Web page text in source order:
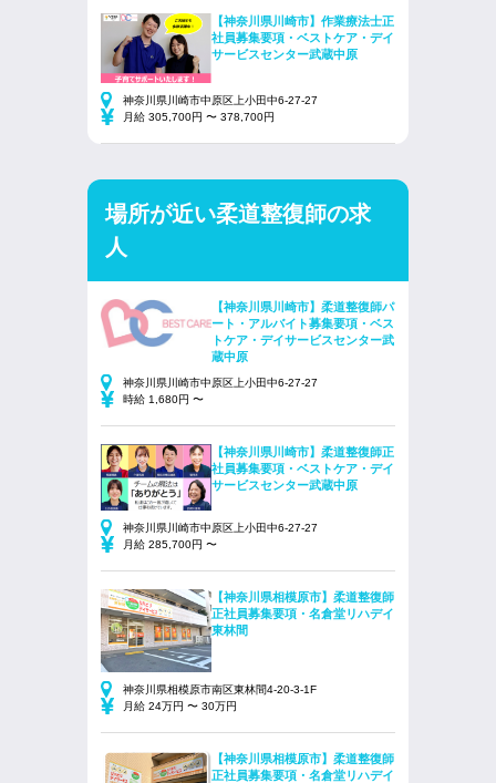
【神奈川県川崎市】作業療法士正
社員募集要項・ベストケア・デイ
サービスセンター武蔵中原
神奈川県川崎市中原区上小田中6-27-27
月給 305,700円 〜 378,700円
場所が近い柔道整復師の求
人
【神奈川県川崎市】柔道整復師パ
ート・アルバイト募集要項・ベス
トケア・デイサービスセンター武
蔵中原
神奈川県川崎市中原区上小田中6-27-27
時給 1,680円 〜
【神奈川県川崎市】柔道整復師正
社員募集要項・ベストケア・デイ
サービスセンター武蔵中原
神奈川県川崎市中原区上小田中6-27-27
月給 285,700円 〜
【神奈川県相模原市】柔道整復師
正社員募集要項・名倉堂リハデイ
東林間
神奈川県相模原市南区東林間4-20-3-1F
月給 24万円 〜 30万円
【神奈川県相模原市】柔道整復師
正社員募集要項・名倉堂リハデイ